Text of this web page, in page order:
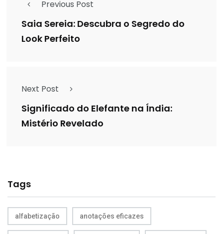
Previous Post
Saia Sereia: Descubra o Segredo do
Look Perfeito
Next Post
Significado do Elefante na Índia:
Mistério Revelado
Tags
alfabetização anotações eficazes